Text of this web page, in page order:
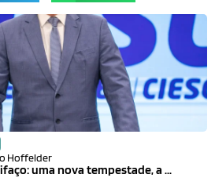
Hoffelder
uma nova tempestade, a ...